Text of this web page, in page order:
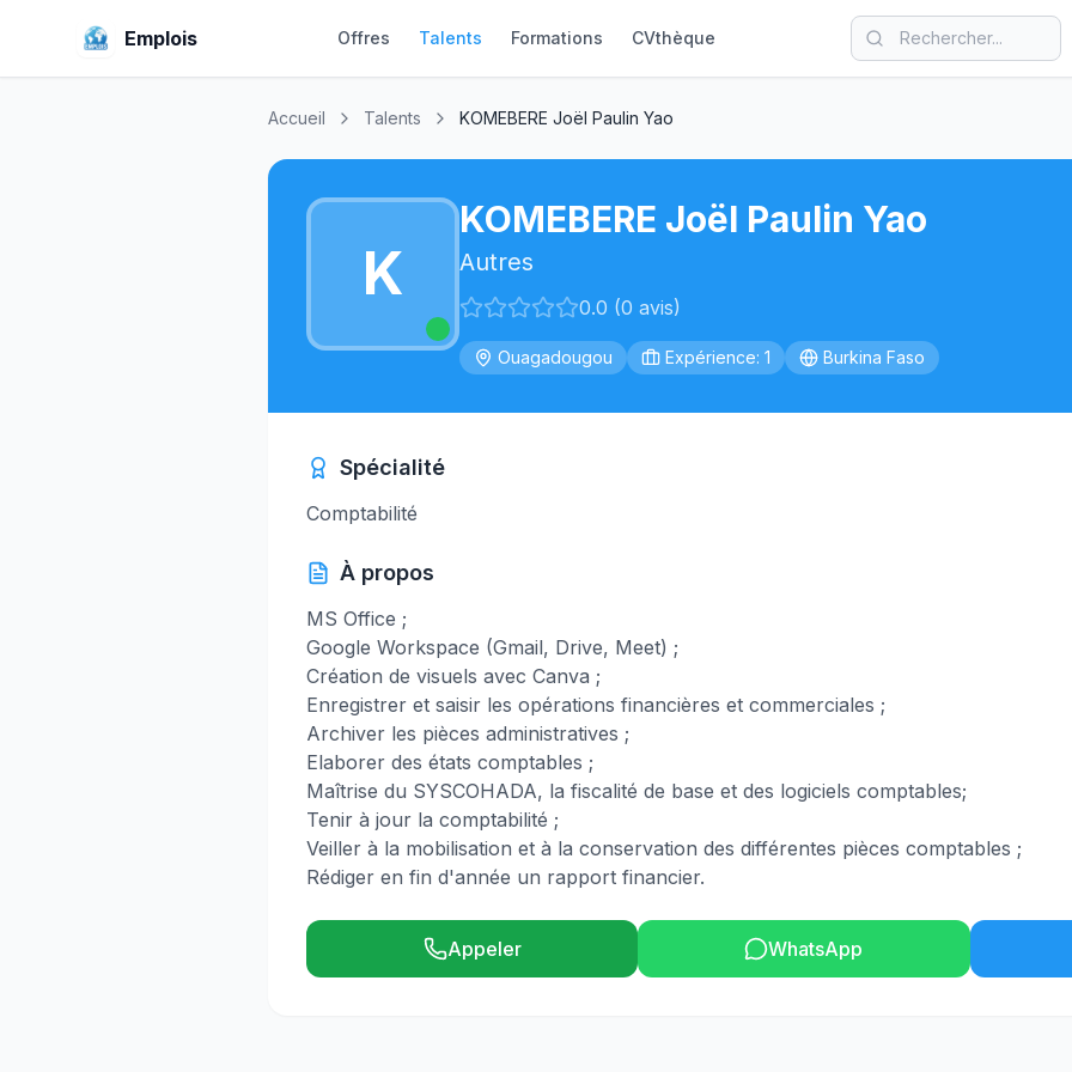
Emplois Offres Talents Formations CVthèque
Accueil Talents KOMEBERE Joël Paulin Yao
K
KOMEBERE Joël Paulin Yao
Autres
0.0 (0 avis)
Ouagadougou Expérience: 1 Burkina Faso
Spécialité
Comptabilité
À propos
MS Office ;
Google Workspace (Gmail, Drive, Meet) ;
Création de visuels avec Canva ;
Enregistrer et saisir les opérations financières et commerciales ;
Archiver les pièces administratives ;
Elaborer des états comptables ;
Maîtrise du SYSCOHADA, la fiscalité de base et des logiciels comptables;
Tenir à jour la comptabilité ;
Veiller à la mobilisation et à la conservation des différentes pièces comptables ;
Rédiger en fin d'année un rapport financier.
Appeler WhatsApp